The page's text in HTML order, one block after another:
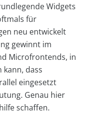
Widgets
für
neu entwickelt
gewinnt im
Microfrontends, in
dass
eingesetzt
Genau hier
schaffen.